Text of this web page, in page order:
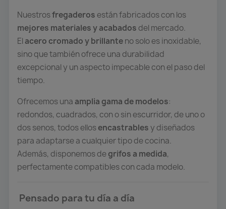
Nuestrosfregaderos están fabricados con los
mejores materiales y acabados del mercado.
El acero cromado y brillanteno solo es inoxidable,
sino que también ofrece una durabilidad
excepcional y un aspecto impecable con el paso del
tiempo.
Ofrecemos una amplia gama de modelos:
redondos, cuadrados, con o sin escurridor, de uno o
dos senos, todos ellosencastrablesy diseñados
para adaptarse a cualquier tipo de cocina.
Además, disponemos degrifos a medida,
perfectamente compatibles con cada modelo. ️
Pensado para tu día a día